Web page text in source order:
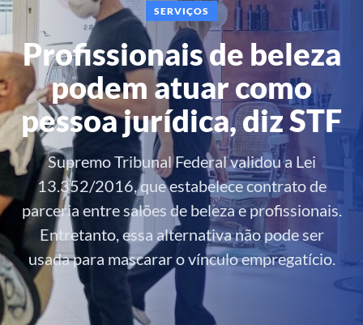
SERVIÇOS
Profissionais de beleza
podem atuar como
pessoa jurídica, diz STF
Supremo Tribunal Federal validou a Lei
13.352/2016, que estabelece contrato de
parceria entre salões de beleza e profissionais.
Entretanto, essa alternativa não pode ser
usada para mascarar o vínculo empregatício.